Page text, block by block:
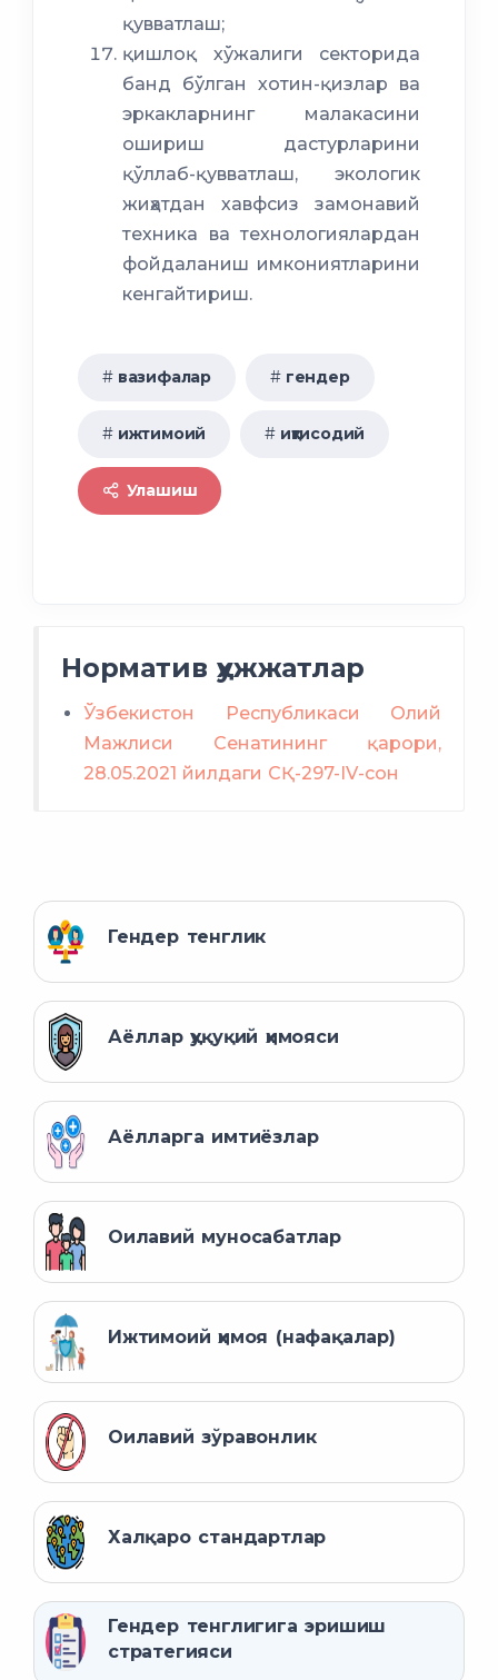
қувватлаш;
қишлоқ хўжалиги секторида
банд бўлган хотин-қизлар ва
эркакларнинг малакасини
ошириш дастурларини
қўллаб-қувватлаш, экологик
жиҳатдан хавфсиз замонавий
техника ва технологиялардан
фойдаланиш имкониятларини
кенгайтириш.
вазифалар гендер
ижтимоий иқтисодий
Улашиш
Норматив ҳужжатлар
Ўзбекистон Республикаси Олий
Мажлиси Сенатининг қарори,
28.05.2021 йилдаги СҚ-297-IV-сон
Гендер тенглик
Аёллар ҳуқуқий ҳимояси
Аёлларга имтиёзлар
Оилавий муносабатлар
Ижтимоий ҳимоя (нафақалар)
Оилавий зўравонлик
Халқаро стандартлар
Гендер тенглигига эришиш
стратегияси